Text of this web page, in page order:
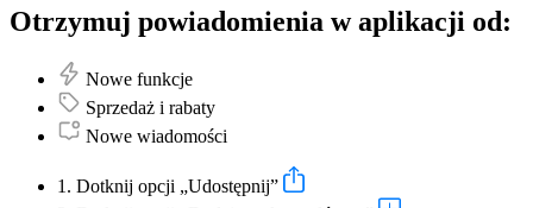
Otrzymuj powiadomienia w aplikacji od:
Nowe funkcje
Sprzedaż i rabaty
Nowe wiadomości
1. Dotknij opcji „Udostępnij”